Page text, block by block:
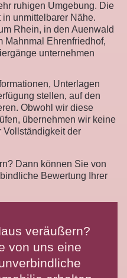
ruhigen Umgebung. Die
unmittelbarer Nähe.
Rhein, in den Auenwald
Mahnmal Ehrenfriedhof,
unternehmen
Unterlagen
stellen, auf den
Obwohl wir diese
übernehmen wir keine
Vollständigkeit der
Dann können Sie von
Bewertung Ihrer
veräußern?
von uns eine